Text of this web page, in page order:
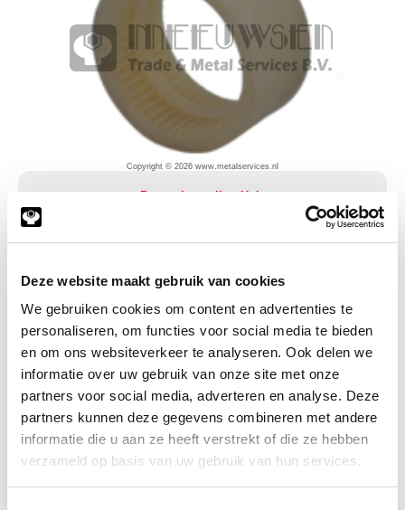
Deze website maakt gebruik van cookies
We gebruiken cookies om content en advertenties te
personaliseren, om functies voor social media te bieden
en om ons websiteverkeer te analyseren. Ook delen we
informatie over uw gebruik van onze site met onze
partners voor social media, adverteren en analyse. Deze
partners kunnen deze gegevens combineren met andere
informatie die u aan ze heeft verstrekt of die ze hebben
verzameld op basis van uw gebruik van hun services.
Copyright © 2026 www.metalservices.nl
Bowex koppeling Huls
wordt ook wel een tandkoppeling genoemd. De BoWex
koppeling zorgt voor een positieve koppeloverdracht. De
koppeling is niet alleen geschikt om axiale
verplaatsingen maar ook om radiale en hoek
verplaatsingen te compenseren.
Hoge kwaliteit en hoge service
Bij Meeuwsen Trade & Metal Services B.V. staat kwaliteit
centraal. We garanderen hoge kwaliteit bij al onze